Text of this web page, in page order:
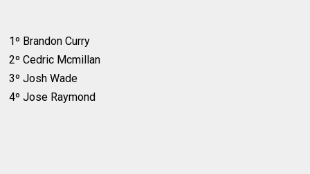
1º Brandon Curry
2º Cedric Mcmillan
3º Josh Wade
4º Jose Raymond